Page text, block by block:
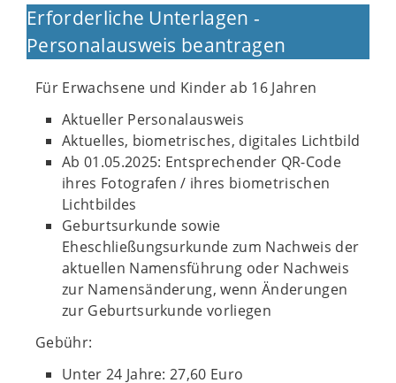
Erforderliche Unterlagen -
Personalausweis beantragen
Für Erwachsene und Kinder ab 16 Jahren
Aktueller Personalausweis
Aktuelles, biometrisches, digitales Lichtbild
Ab 01.05.2025: Entsprechender QR-Code
ihres Fotografen / ihres biometrischen
Lichtbildes
Geburtsurkunde sowie
Eheschließungsurkunde zum Nachweis der
aktuellen Namensführung oder Nachweis
zur Namensänderung, wenn Änderungen
zur Geburtsurkunde vorliegen
Gebühr:
Unter 24 Jahre: 27,60 Euro